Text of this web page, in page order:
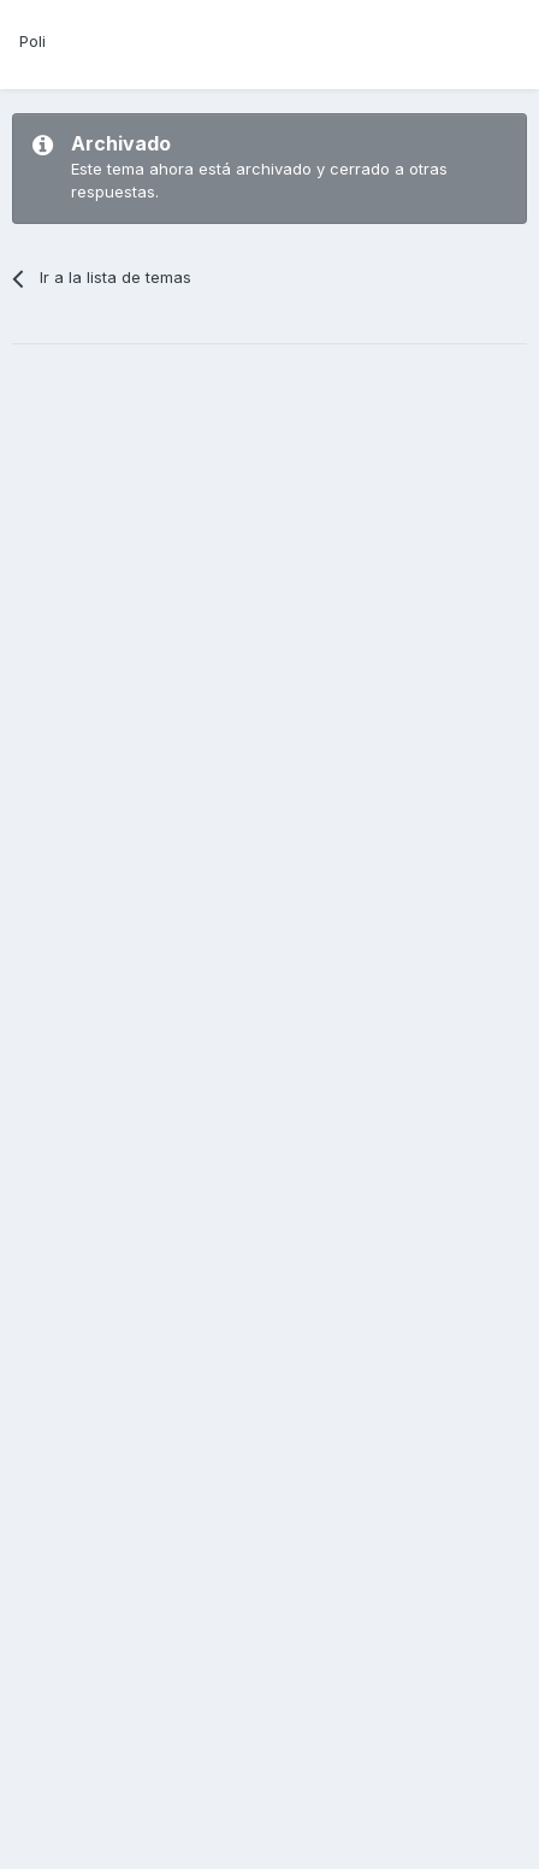
Poli
Archivado
Este tema ahora está archivado y cerrado a otras
respuestas.
Ir a la lista de temas